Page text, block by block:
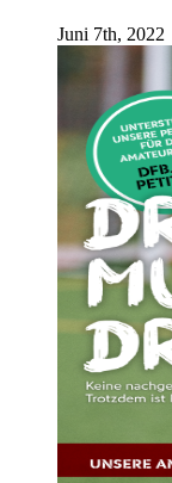
Juni 7th, 2022